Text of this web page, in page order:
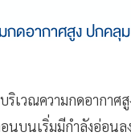
ดอากาศสูง ปกคลุ
เวณความกดอากาศ
บนเริ่มมีกำลังอ่อนลง